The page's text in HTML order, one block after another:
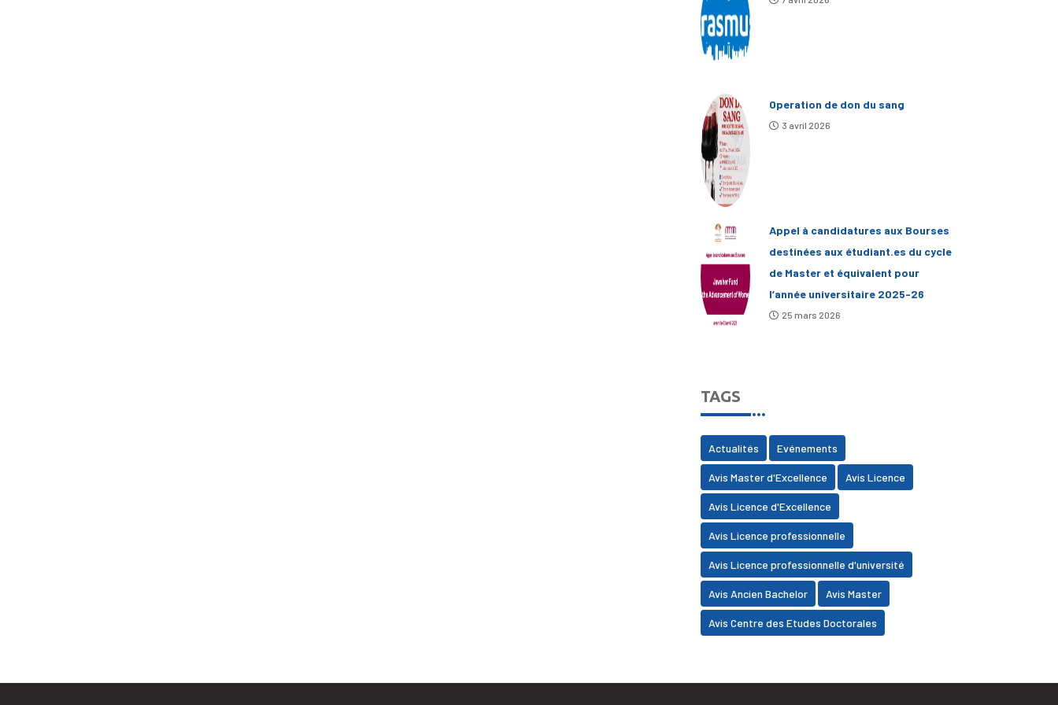
Operation de don du sang
3 avril 2026
Appel à candidatures aux Bourses
destinées aux étudiant.es du cycle
de Master et équivalent pour
l’année universitaire 2025-26
25 mars 2026
TAGS
Actualités Evénements
Avis Master d'Excellence Avis Licence
Avis Licence d'Excellence
Avis Licence professionnelle
Avis Licence professionnelle d'université
Avis Ancien Bachelor Avis Master
Avis Centre des Etudes Doctorales